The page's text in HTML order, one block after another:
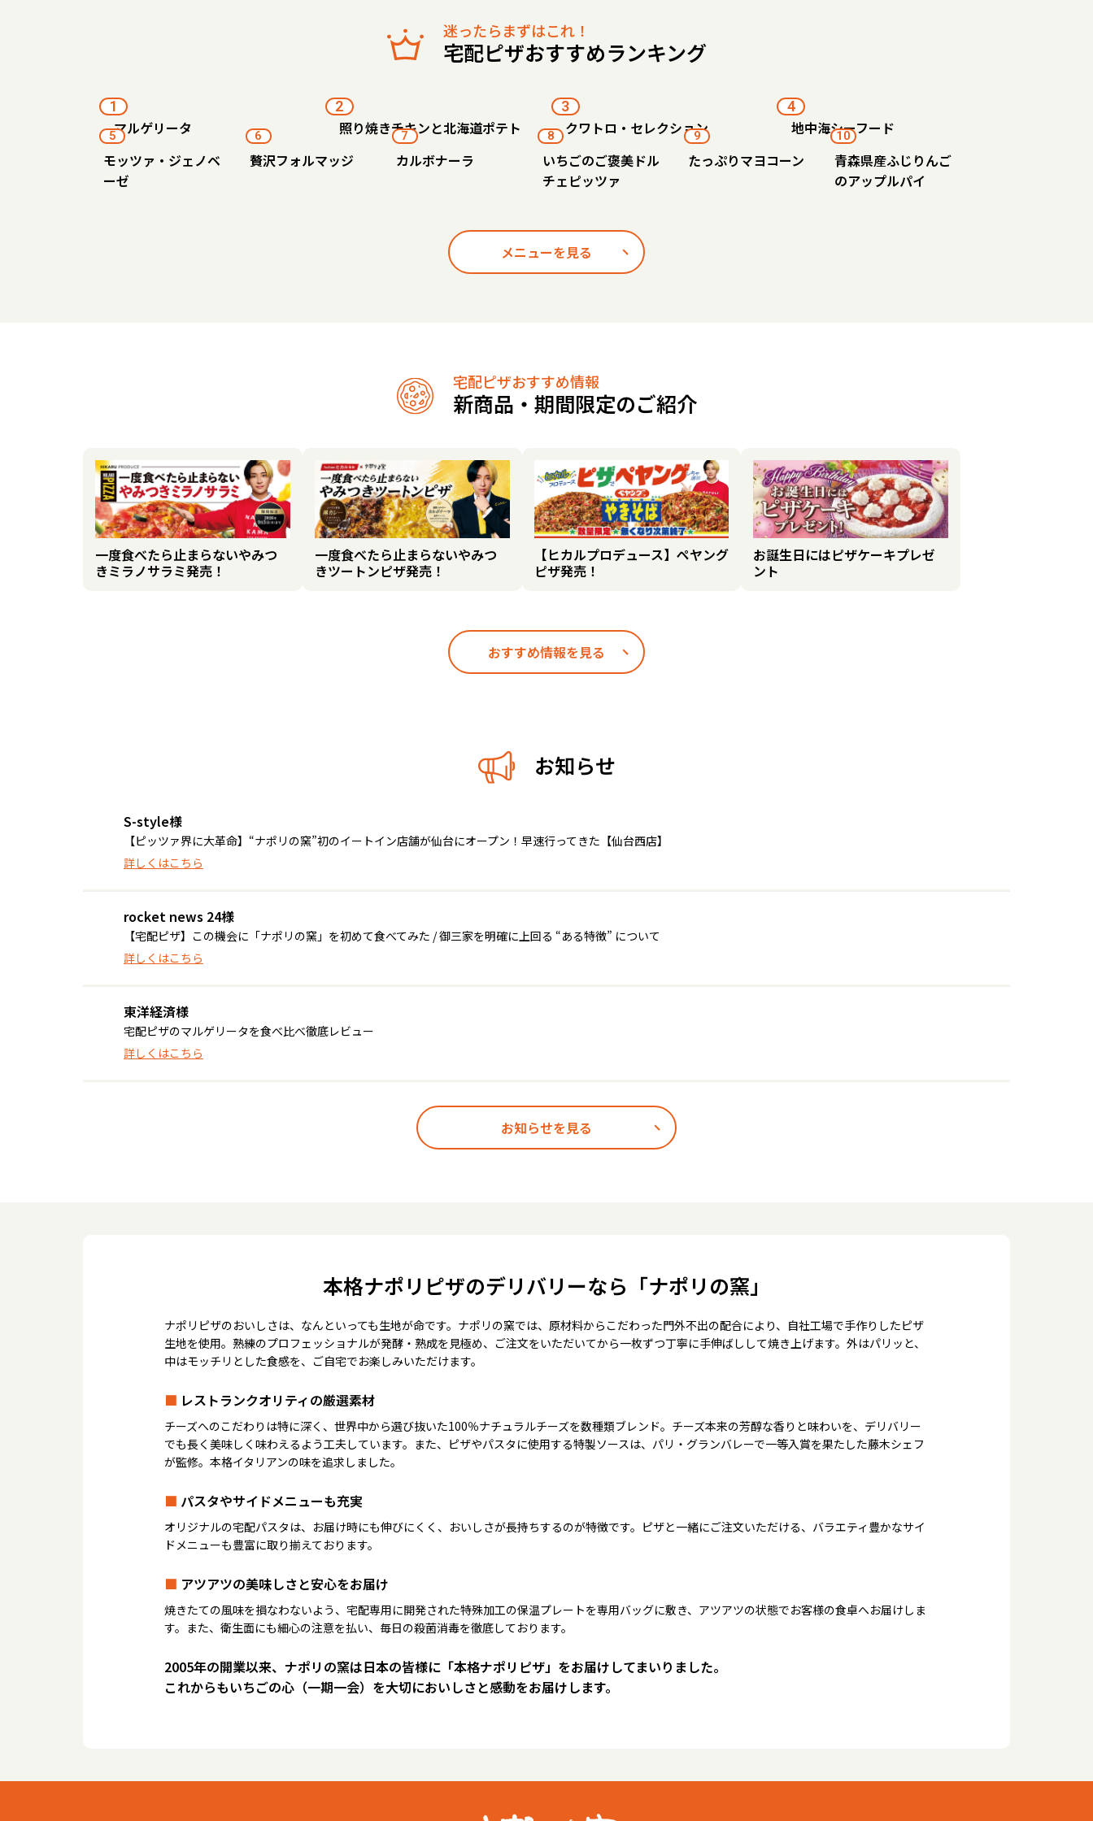
迷ったらまずはこれ！
宅配ピザおすすめランキング
1
マルゲリータ
2
照り焼きチキンと北海道ポテト
3
クワトロ・セレクション
4
地中海シーフード
5
モッツァ・ジェノベ
ーゼ
6
贅沢フォルマッジ
7
カルボナーラ
8
いちごのご褒美ドル
チェピッツァ
9
たっぷりマヨコーン
10
青森県産ふじりんご
のアップルパイ
メニューを見る
宅配ピザおすすめ情報
新商品・期間限定のご紹介
一度食べたら止まらないやみつ
きミラノサラミ発売！
一度食べたら止まらないやみつ
きツートンピザ発売！
【ヒカルプロデュース】ペヤング
ピザ発売！
お誕生日にはピザケーキプレゼ
ント
おすすめ情報を見る
お知らせ
S-style様
【ピッツァ界に大革命】“ナポリの窯”初のイートイン店舗が仙台にオープン！早速行ってきた【仙台西店】
詳しくはこちら
rocket news 24様
【宅配ピザ】この機会に「ナポリの窯」を初めて食べてみた / 御三家を明確に上回る “ある特徴” について
詳しくはこちら
東洋経済様
宅配ピザのマルゲリータを食べ比べ徹底レビュー
詳しくはこちら
お知らせを見る
本格ナポリピザのデリバリーなら「ナポリの窯」
ナポリピザのおいしさは、なんといっても生地が命です。ナポリの窯では、原材料からこだわった門外不出の配合により、自社工場で手作りしたピザ
生地を使用。熟練のプロフェッショナルが発酵・熟成を見極め、ご注文をいただいてから一枚ずつ丁寧に手伸ばしして焼き上げます。外はパリッと、
中はモッチリとした食感を、ご自宅でお楽しみいただけます。
■ レストランクオリティの厳選素材
チーズへのこだわりは特に深く、世界中から選び抜いた100％ナチュラルチーズを数種類ブレンド。チーズ本来の芳醇な香りと味わいを、デリバリー
でも長く美味しく味わえるよう工夫しています。また、ピザやパスタに使用する特製ソースは、パリ・グランバレーで一等入賞を果たした藤木シェフ
が監修。本格イタリアンの味を追求しました。
■ パスタやサイドメニューも充実
オリジナルの宅配パスタは、お届け時にも伸びにくく、おいしさが長持ちするのが特徴です。ピザと一緒にご注文いただける、バラエティ豊かなサイ
ドメニューも豊富に取り揃えております。
■ アツアツの美味しさと安心をお届け
焼きたての風味を損なわないよう、宅配専用に開発された特殊加工の保温プレートを専用バッグに敷き、アツアツの状態でお客様の食卓へお届けしま
す。また、衛生面にも細心の注意を払い、毎日の殺菌消毒を徹底しております。
2005年の開業以来、ナポリの窯は日本の皆様に「本格ナポリピザ」をお届けしてまいりました。
これからもいちごの心（一期一会）を大切においしさと感動をお届けします。